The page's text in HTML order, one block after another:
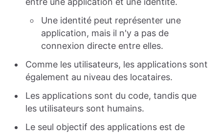
Une identité peut représenter une
application, mais il n'y a pas de
connexion directe entre elles.
Comme les utilisateurs, les applications sont
également au niveau des locataires.
Les applications sont du code, tandis que
les utilisateurs sont humains.
Le seul objectif des applications est de